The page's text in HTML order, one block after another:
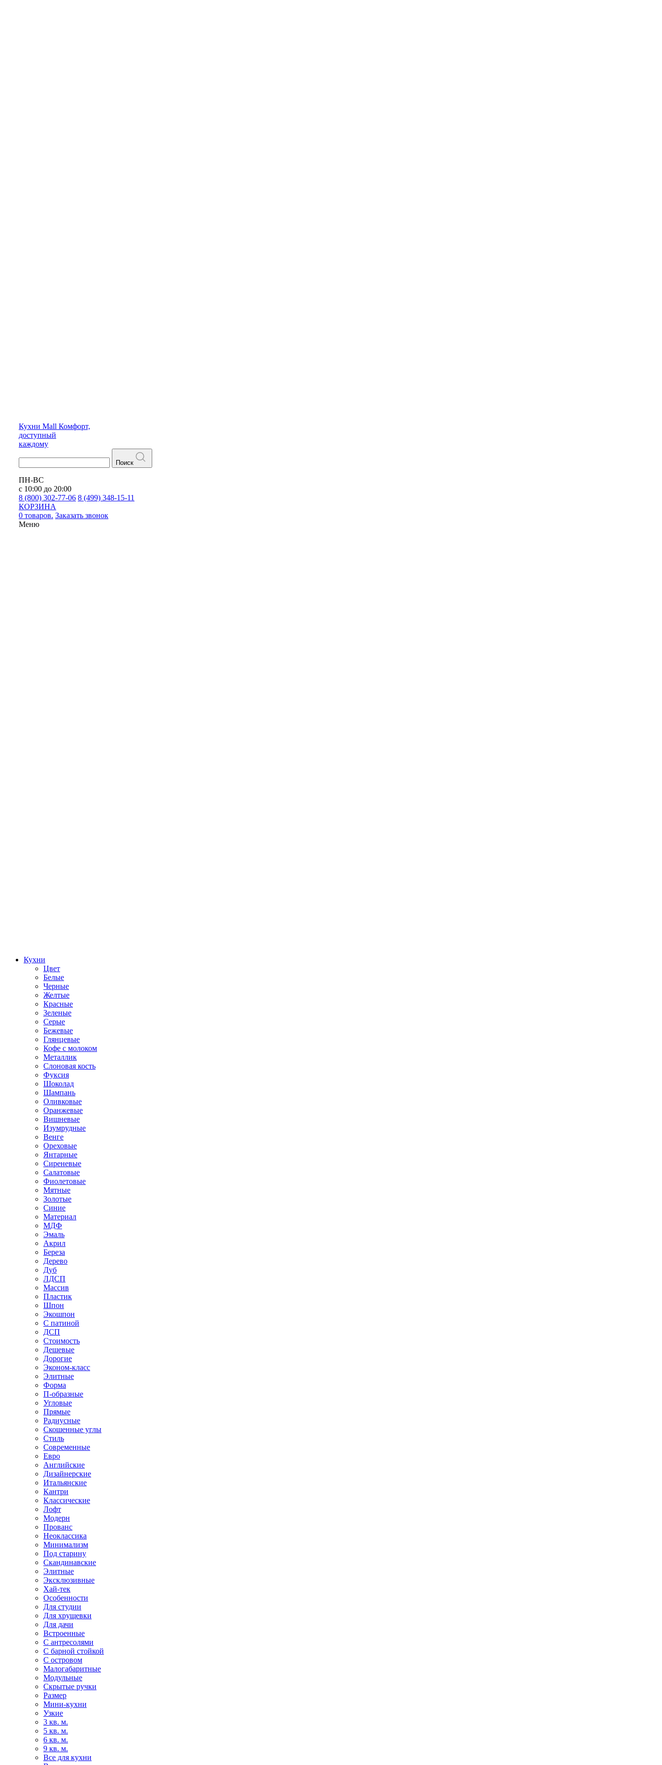
Кухни Mall Комфорт,
доступный
каждому
Поиск
ПН-ВС
с 10:00 до 20:00
8 (800) 302-77-06 8 (499) 348-15-11
КОРЗИНА
0 товаров. Заказать звонок
Меню
Кухни
Цвет
Белые
Черные
Желтые
Красные
Зеленые
Серые
Бежевые
Глянцевые
Кофе с молоком
Металлик
Слоновая кость
Фуксия
Шоколад
Шампань
Оливковые
Оранжевые
Вишневые
Изумрудные
Венге
Ореховые
Янтарные
Сиреневые
Салатовые
Фиолетовые
Мятные
Золотые
Синие
Материал
МДФ
Эмаль
Акрил
Береза
Дерево
Дуб
ЛДСП
Массив
Пластик
Шпон
Экошпон
С патиной
ДСП
Стоимость
Дешевые
Дорогие
Эконом-класс
Элитные
Форма
П-образные
Угловые
Прямые
Радиусные
Скошенные углы
Стиль
Современные
Евро
Английские
Дизайнерские
Итальянские
Кантри
Классические
Лофт
Модерн
Прованс
Неоклассика
Минимализм
Под старину
Скандинавские
Элитные
Эксклюзивные
Хай-тек
Особенности
Для студии
Для хрущевки
Для дачи
Встроенные
С антресолями
С барной стойкой
С островом
Малогабаритные
Модульные
Скрытые ручки
Размер
Мини-кухни
Узкие
3 кв. м.
5 кв. м.
6 кв. м.
9 кв. м.
Все для кухни